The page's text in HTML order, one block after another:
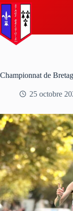
Championnat de
25 octobre